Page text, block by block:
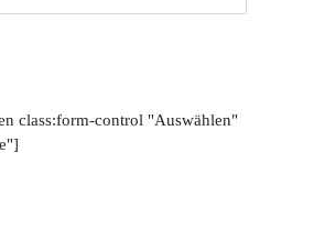
class:form-control "Auswählen"